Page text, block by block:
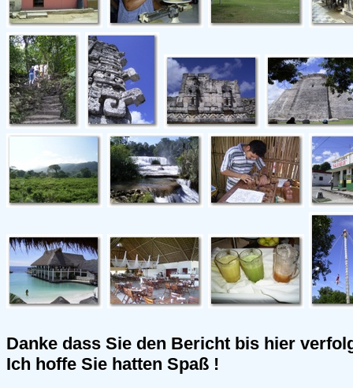
Danke dass Sie den Bericht bis hier
Ich hoffe Sie hatten Spaß !